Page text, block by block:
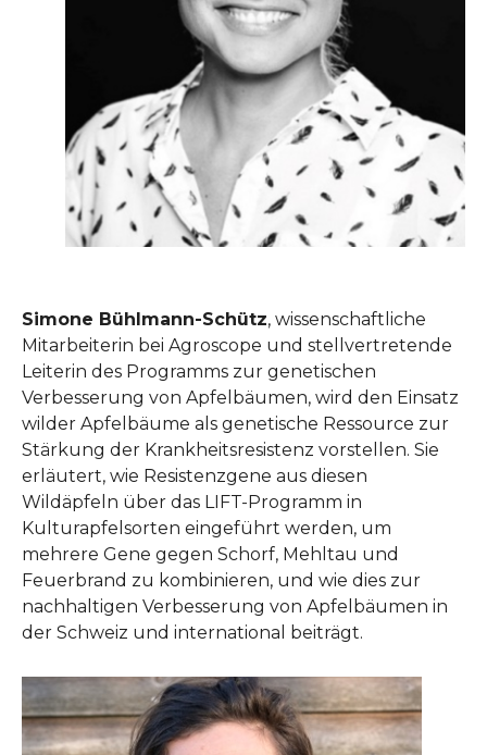
Simone Bühlmann-Schütz, wissenschaftliche
Mitarbeiterin bei Agroscope und stellvertretende
Leiterin des Programms zur genetischen
Verbesserung von Apfelbäumen, wird den Einsatz
wilder Apfelbäume als genetische Ressource zur
Stärkung der Krankheitsresistenz vorstellen. Sie
erläutert, wie Resistenzgene aus diesen
Wildäpfeln über das LIFT-Programm in
Kulturapfelsorten eingeführt werden, um
mehrere Gene gegen Schorf, Mehltau und
Feuerbrand zu kombinieren, und wie dies zur
nachhaltigen Verbesserung von Apfelbäumen in
der Schweiz und international beiträgt.